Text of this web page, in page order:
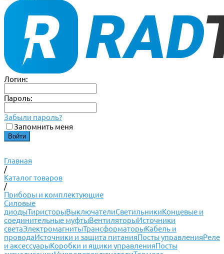
Логин:
Пароль:
Забыли пароль?
Запомнить меня
Главная
/
Каталог товаров
/
Приборы и комплектующие
Силовые
диодыТиристорыВыключателиСветильникиКонцевые и
соединительные муфтыВентиляторыИсточники
светаЭлектромагнитыТрансформаторыКабель и
проводаИсточники и защита питанияПосты управленияРеле
и аксессуарыКоробки и ящики управленияПосты